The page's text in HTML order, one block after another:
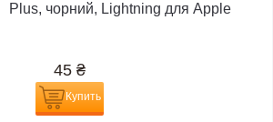
Plus, чорний, Lightning для Apple
45 ₴
Купить